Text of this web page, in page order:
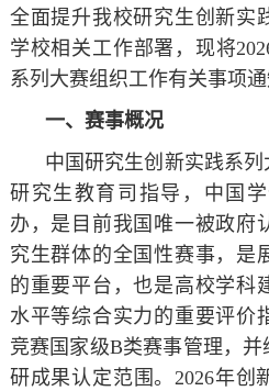
全面提升我校研究生创新实
学校相关工作部署，现将
系列大赛组织工作有关事项通
一、赛事概况
中国研究生创新实践系
研究生教育司指导，中国
办，是目前我国唯一被政府
究生群体的全国性赛事，是
的重要平台，也是高校学科
水平等综合实力的重要评价
竞赛国家级B类赛事管理，
研成果认定范围。2026年创